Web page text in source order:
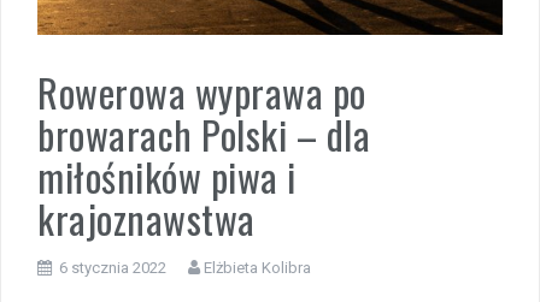
Rowerowa wyprawa po
browarach Polski – dla
miłośników piwa i
krajoznawstwa
6 stycznia 2022 Elżbieta Kolibra